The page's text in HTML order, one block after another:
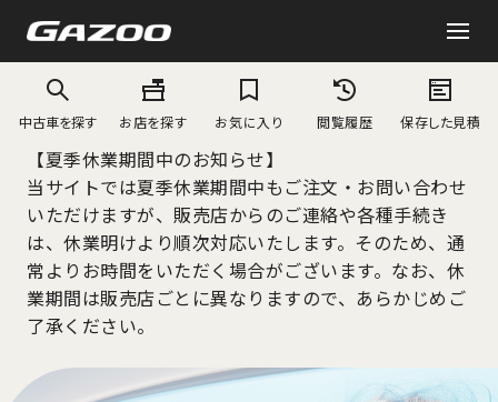
中古車を探す お店を探す お気に入り 閲覧履歴 保存した見積
【夏季休業期間中のお知らせ】
当サイトでは夏季休業期間中もご注文・お問い合わせ
いただけますが、販売店からのご連絡や各種手続き
は、休業明けより順次対応いたします。そのため、通
常よりお時間をいただく場合がございます。なお、休
業期間は販売店ごとに異なりますので、あらかじめご
了承ください。